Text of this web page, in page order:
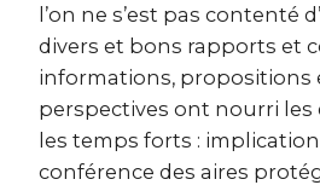
l’on ne s’est pas contenté
divers et bons rapports et
informations, propositions
perspectives ont nourri les
les temps forts :
conférence des aires